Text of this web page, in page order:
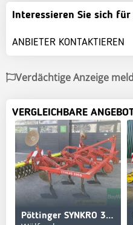
Interessieren Sie sich für
ANBIETER KONTAKTIEREN
Verdächtige Anzeige
VERGLEICHBARE
Pöttinger SYNKRO 3000